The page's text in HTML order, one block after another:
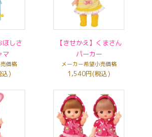
ほしさ
マ
価格
込)
【きせかえ】くまさん
パーカー
メーカー希望小売価格
1,540円(税込)